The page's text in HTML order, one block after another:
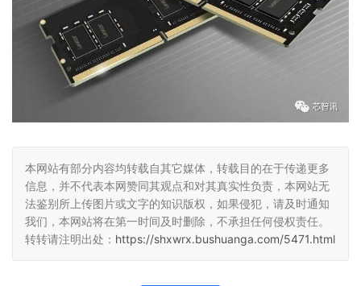
本网站有部分内容均转载自其它媒体，转载目的在于传递更多
信息，并不代表本网赞同其观点和对其真实性负责，本网站无
法鉴别所上传图片或文字的知识版权，如果侵犯，请及时通知
我们，本网站将在第一时间及时删除，不承担任何侵权责任。
转转请注明出处： https://shxwrx.bushuanga.com/5471.html